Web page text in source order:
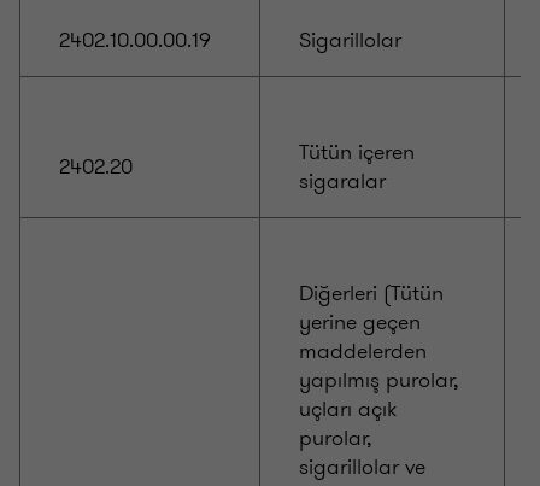
2402.10.00.00.19 Sigarillolar
2402.20
Tütün içeren
sigaralar
Diğerleri (Tütün
yerine geçen
maddelerden
yapılmış purolar,
uçları açık
purolar,
sigarillolar ve